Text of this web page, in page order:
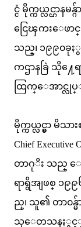
င္ငံ မိုက္ကယ္လင္ဌာ
ငြေၾကးေဖာင္
သည္၊ ၁၉၉၀ခုႏွ
ကဌာနခြဲ သို႔
ထြက္ေအာင္လု
မိုက္ကယ္လင္မွာ
Chief
တာဂုိး သည္ ေ
ရာရွိအျဖစ္ ၁၉
ည္၊ သူ၏ တာ၀န္
သုေတသနႏွင့္